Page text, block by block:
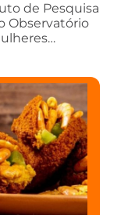
de Pesquisa
Observatório